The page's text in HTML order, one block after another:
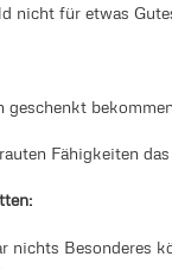
nicht für etwas
Fähigkeiten
nichts Besonderes